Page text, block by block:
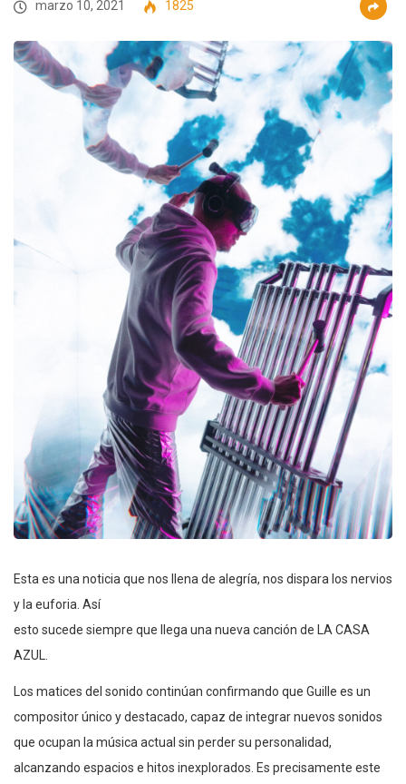
marzo 10, 2021
1825
Esta es una noticia que nos llena de alegría, nos dispara los nervios
y la euforia. Así
esto sucede siempre que llega una nueva canción de LA CASA
AZUL.
Los matices del sonido continúan confirmando que Guille es un
compositor único y destacado, capaz de integrar nuevos sonidos
que ocupan la música actual sin perder su personalidad,
alcanzando espacios e hitos inexplorados. Es precisamente este